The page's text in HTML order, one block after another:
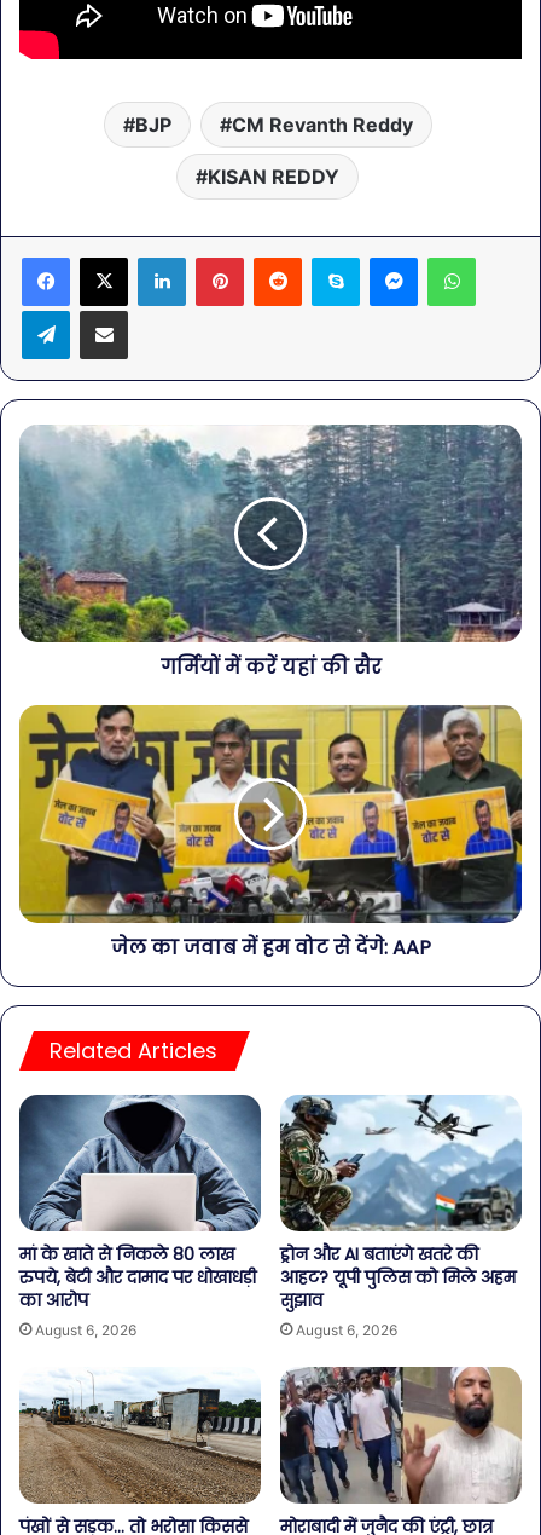
BJP CM Revanth Reddy
KISAN REDDY
LinkedInPinterestReddit Skype Messenger
TelegramShare via Email
गर्मियों में करें यहां की सैर
जेल का जवाब में हम वोट से देंगे: AAP
Related Articles
मां के खाते से निकले 80 लाख
रुपये, बेटी और दामाद पर धोखाधड़ी
का आरोप
August 6, 2026
ड्रोन और AI बताएंगे खतरे की
आहट? यूपी पुलिस को मिले अहम
सुझाव
August 6, 2026
पंखों से सड़क… तो भरोसा किससे मोराबादी में जुनैद की एंट्री, छात्र